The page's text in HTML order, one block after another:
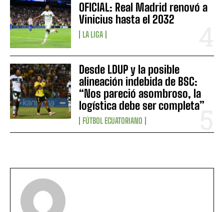
OFICIAL: Real Madrid renovó a
Vinicius hasta el 2032
LA LIGA
Desde LDUP y la posible
alineación indebida de BSC:
“Nos pareció asombroso, la
logística debe ser completa”
FÚTBOL ECUATORIANO